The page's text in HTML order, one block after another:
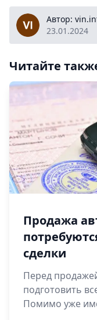
vin.infoАвтор:
23.01.2024
Читайте
Продажа
сделки
Перед
подготовить
Помимо уже